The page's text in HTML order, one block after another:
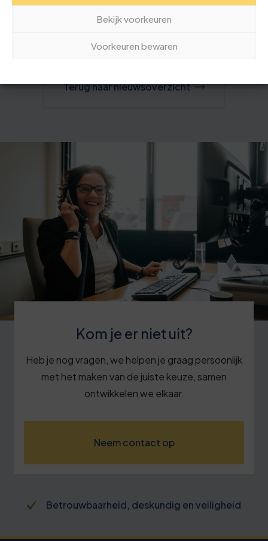
Bekijk voorkeuren
Voorkeuren bewaren
1 2 3
Terug naar nieuwsoverzicht
Kom je er niet uit?
Heb je nog vragen, we helpen je graag persoonlijk
met het maken van de juiste keuze, samen
ontwikkelen we elkaar.
Neem contact op
Betrouwbaarheid, deskundig en veiligheid